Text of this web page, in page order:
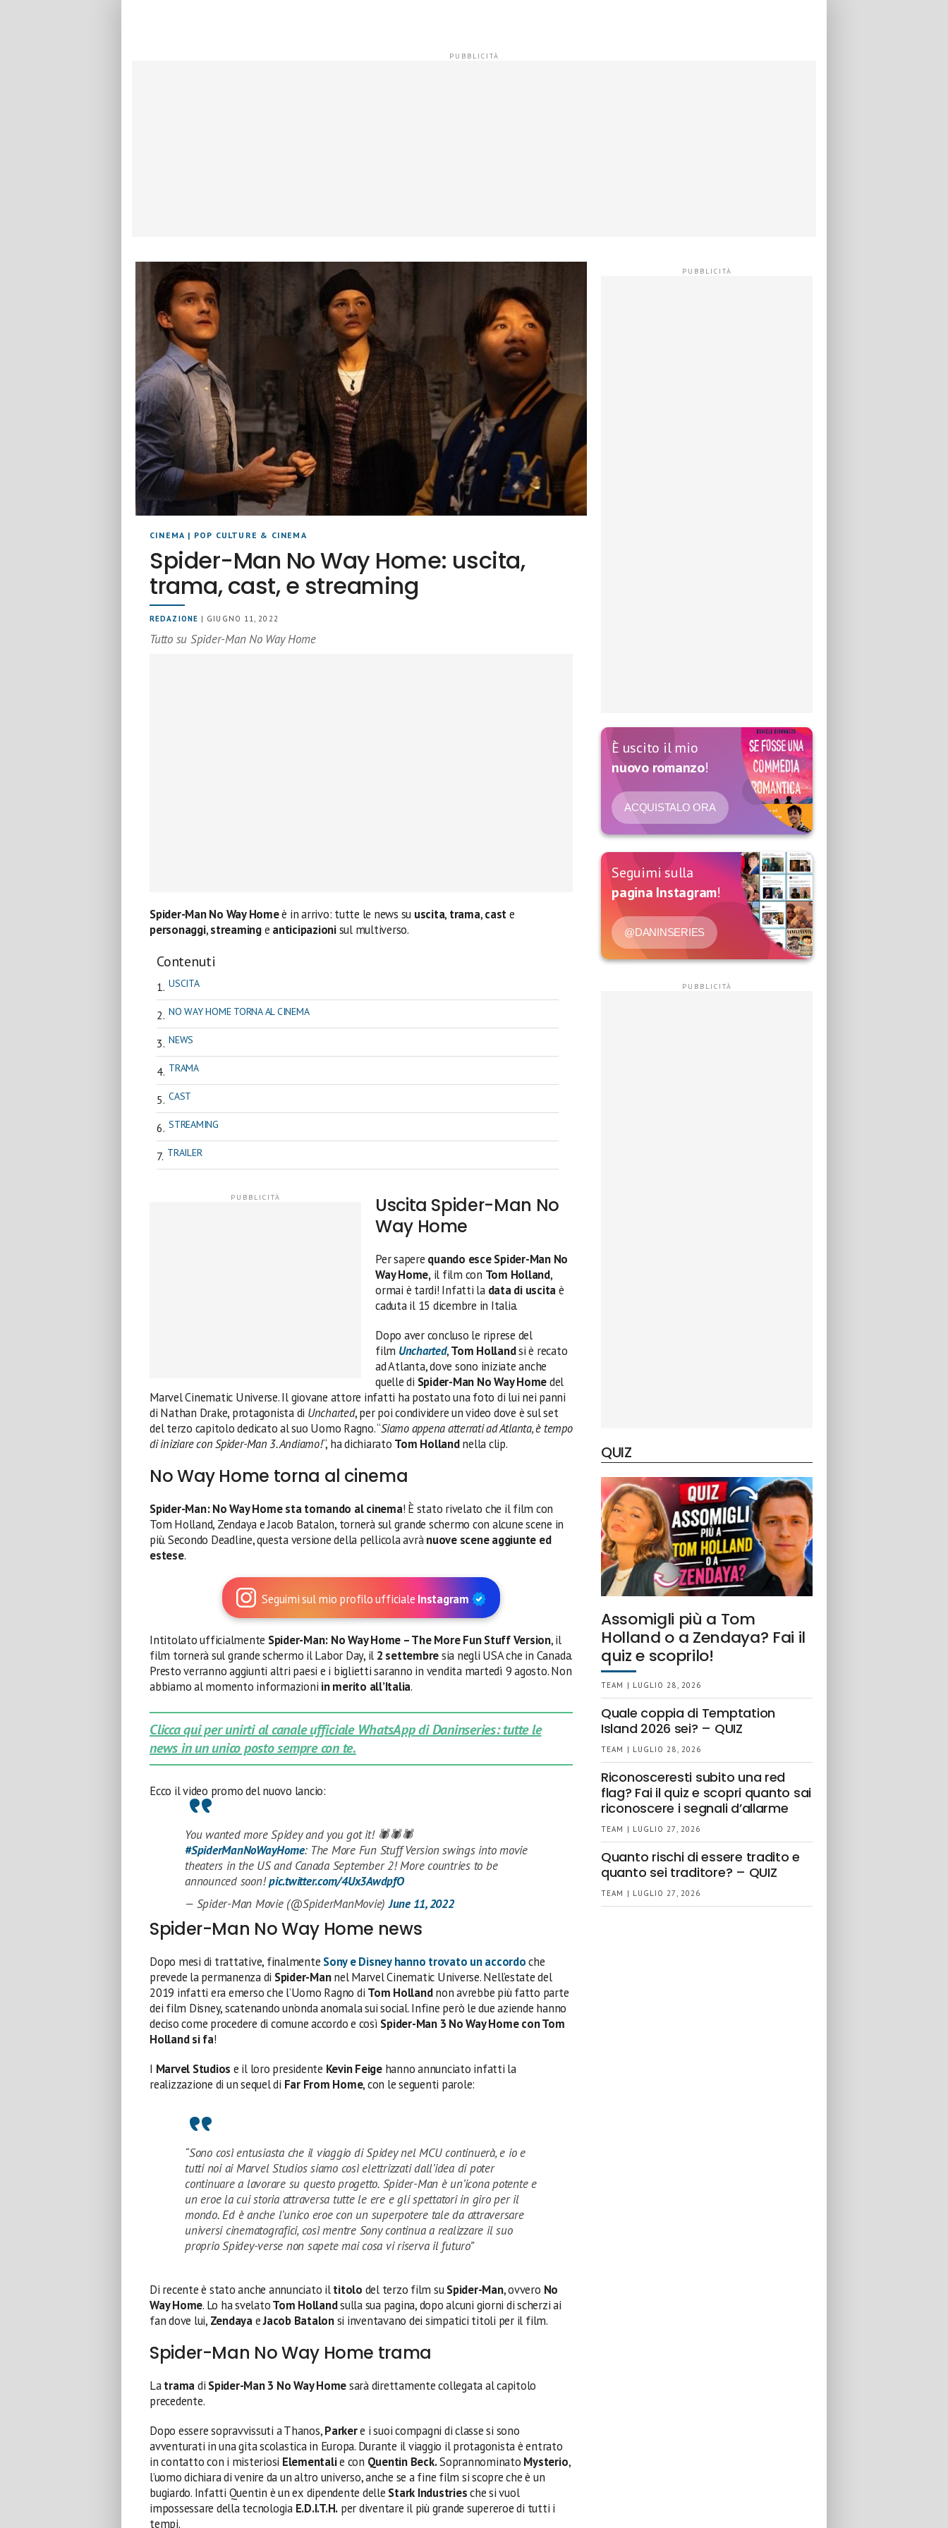
CINEMA | POP CULTURE & CINEMA
Spider-Man No Way Home: uscita,
trama, cast, e streaming
REDAZIONE | GIUGNO 11, 2022
Tutto su Spider-Man No Way Home
Spider-Man No Way Homeè in arrivo: tutte le news su uscita, trama,caste
personaggi,streaminge anticipazionisul multiverso.
Contenuti
USCITA
NO WAY HOME TORNA AL CINEMA
NEWS
TRAMA
CAST
STREAMING
TRAILER
Uscita Spider-Man No
Way Home
Per sapere quando esce Spider-Man No
Way Home,il film con Tom Holland,
ormai è tardi! Infatti ladata di uscitaè
caduta il 15 dicembre in Italia.
Dopo aver concluso le riprese del
film Uncharted,Tom Hollandsi è recato
ad Atlanta, dove sono iniziate anche
quelle di Spider-Man No Way Homedel
Marvel Cinematic Universe. Il giovane attore infatti ha postato una foto di lui nei panni
di Nathan Drake, protagonista di Uncharted, per poi condividere un video dove è sul set
del terzo capitolo dedicato al suo Uomo Ragno. “Siamo appena atterrati ad Atlanta, è tempo
di iniziare con Spider-Man 3. Andiamo!“, ha dichiarato Tom Hollandnella clip.
No Way Home torna al cinema
Spider-Man: No Way Home sta tornando al cinema! È stato rivelato che il film con
Tom Holland, Zendaya e Jacob Batalon, tornerà sul grande schermo con alcune scene in
più. Secondo Deadline, questa versione della pellicola avrànuove scene aggiunte ed
estese.
Seguimi sul mio profilo ufficiale Instagram
Intitolato ufficialmente Spider-Man: No Way Home – The More Fun Stuff Version, il
film tornerà sul grande schermo il Labor Day, il 2 settembresia negli USA che in Canada.
Presto verranno aggiunti altri paesi e i biglietti saranno in vendita martedì 9 agosto. Non
abbiamo al momento informazioni in merito all’Italia.
Clicca qui per unirti al canale ufficiale WhatsApp di Daninseries: tutte le
news in un unico posto sempre con te.
Ecco il video promo del nuovo lancio:
You wanted more Spidey and you got it! 🕷🕷🕷
#SpiderManNoWayHome: The More Fun Stuff Version swings into movie
theaters in the US and Canada September 2! More countries to be
announced soon!pic.twitter.com/4Ux3AwdpfO
— Spider-Man Movie (@SpiderManMovie)June 11, 2022
Spider-Man No Way Home news
Dopo mesi di trattative, finalmente Sony e Disney hanno trovato un accordoche
prevede la permanenza di Spider-Mannel Marvel Cinematic Universe. Nell’estate del
2019 infatti era emerso che l’Uomo Ragno di Tom Hollandnon avrebbe più fatto parte
dei film Disney, scatenando un’onda anomala sui social. Infine però le due aziende hanno
deciso come procedere di comune accordo e così Spider-Man 3 No Way Home con Tom
Holland si fa!
I Marvel Studios e il loro presidente Kevin Feigehanno annunciato infatti la
realizzazione di un sequel di Far From Home, con le seguenti parole:
“Sono così entusiasta che il viaggio di Spidey nel MCU continuerà, e io e
tutti noi ai Marvel Studios siamo così elettrizzati dall’idea di poter
continuare a lavorare su questo progetto. Spider-Man è un’icona potente e
un eroe la cui storia attraversa tutte le ere e gli spettatori in giro per il
mondo. Ed è anche l’unico eroe con un superpotere tale da attraversare
universi cinematografici, così mentre Sony continua a realizzare il suo
proprio Spidey-verse non sapete mai cosa vi riserva il futuro”
Di recente è stato anche annunciato iltitolo del terzo film suSpider-Man, ovvero No
Way Home. Lo ha svelatoTom Hollandsulla sua pagina, dopo alcuni giorni di scherzi ai
fan dove lui, ZendayaeJacob Batalonsi inventavano dei simpatici titoli per il film.
Spider-Man No Way Home trama
Latramadi Spider-Man 3 No Way Homesarà direttamente collegata al capitolo
precedente.
Dopo essere sopravvissuti a Thanos,Parkere i suoi compagni di classe si sono
avventurati in una gita scolastica in Europa. Durante il viaggio il protagonista è entrato
in contatto con i misteriosi Elementalie con Quentin Beck.Soprannominato Mysterio,
l’uomo dichiara di venire da un altro universo, anche se a fine film si scopre che è un
bugiardo. Infatti Quentin è un ex dipendente delle Stark Industriesche si vuol
impossessare della tecnologiaE.D.I.T.H. per diventare il più grande supereroe di tutti i
tempi.
È uscito il mio
nuovo romanzo!
ACQUISTALO ORA
Seguimi sulla
pagina Instagram!
@DANINSERIES
QUIZ
Assomigli più a Tom
Holland o a Zendaya? Fai il
quiz e scoprilo!
TEAM | LUGLIO 28, 2026
Quale coppia di Temptation
Island 2026 sei? – QUIZ
TEAM | LUGLIO 28, 2026
Riconosceresti subito una red
flag? Fai il quiz e scopri quanto sai
riconoscere i segnali d’allarme
TEAM | LUGLIO 27, 2026
Quanto rischi di essere tradito e
quanto sei traditore? – QUIZ
TEAM | LUGLIO 27, 2026